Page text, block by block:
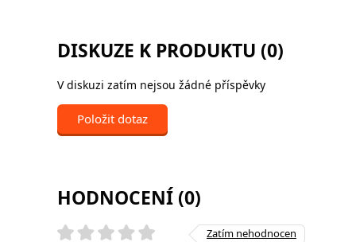
DISKUZE K PRODUKTU (0)
V diskuzi zatím nejsou žádné příspěvky
Položit dotaz
HODNOCENÍ (0)
Zatím nehodnocen